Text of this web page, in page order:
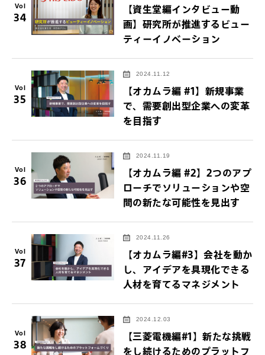
Vol
34
【資生堂編インタビュー動
画】研究所が推進するビュー
ティーイノベーション
Vol
35
2024.11.12
【オカムラ編 #1】新規事業
で、需要創出型企業への変革
を目指す
Vol
36
2024.11.19
【オカムラ編 #2】2つのアプ
ローチでソリューションや空
間の新たな可能性を見出す
Vol
37
2024.11.26
【オカムラ編#3】会社を動か
し、アイデアを具現化できる
人材を育てるマネジメント
Vol
38
2024.12.03
【三菱電機編#1】新たな挑戦
をし続けるためのプラットフ